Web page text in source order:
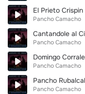
El Prieto Crispin
Pancho Camacho
Cantandole al
Pancho Camacho
Domingo
Pancho Camacho
Pancho
Pancho Camacho